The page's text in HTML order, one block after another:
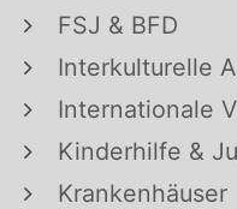
FSJ & BFD
Interkulturelle
Internationale
Kinderhilfe &
Krankenhäuser